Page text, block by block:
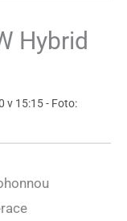
Hybrid
v 15:15 - Foto: